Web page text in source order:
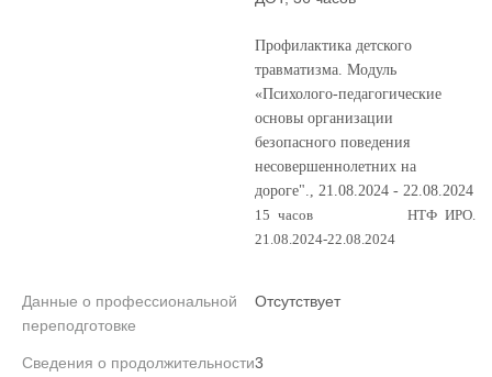
Профилактика детского
травматизма. Модуль
«Психолого-педагогические
основы организации
безопасного поведения
несовершеннолетних на
дороге"., 21.08.2024 - 22.08.2024
15 часов
НТФ ИРО.
21.08.2024-22.08.2024
Данные о профессиональной
переподготовке
Отсутствует
Сведения о продолжительности3